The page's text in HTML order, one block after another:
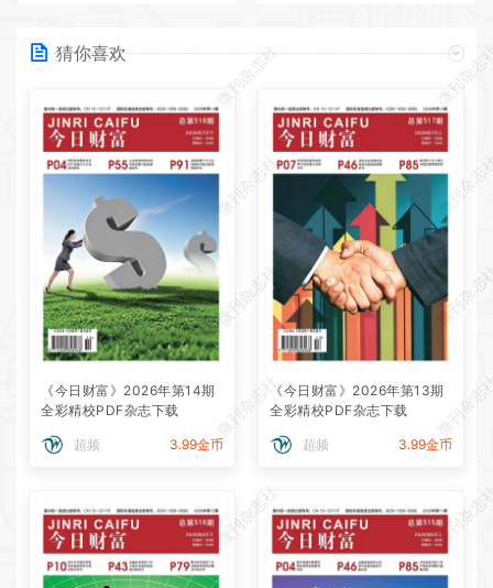
猜你喜欢
《今日财富》2026年第14期
全彩精校PDF杂志下载
超频 3.99金币
《今日财富》2026年第13期
全彩精校PDF杂志下载
超频 3.99金币
微刊杂志社
微刊杂
微刊杂志社
微刊杂
微刊杂志社
微刊杂
微刊杂志社
微刊杂
微刊杂志社
微刊杂